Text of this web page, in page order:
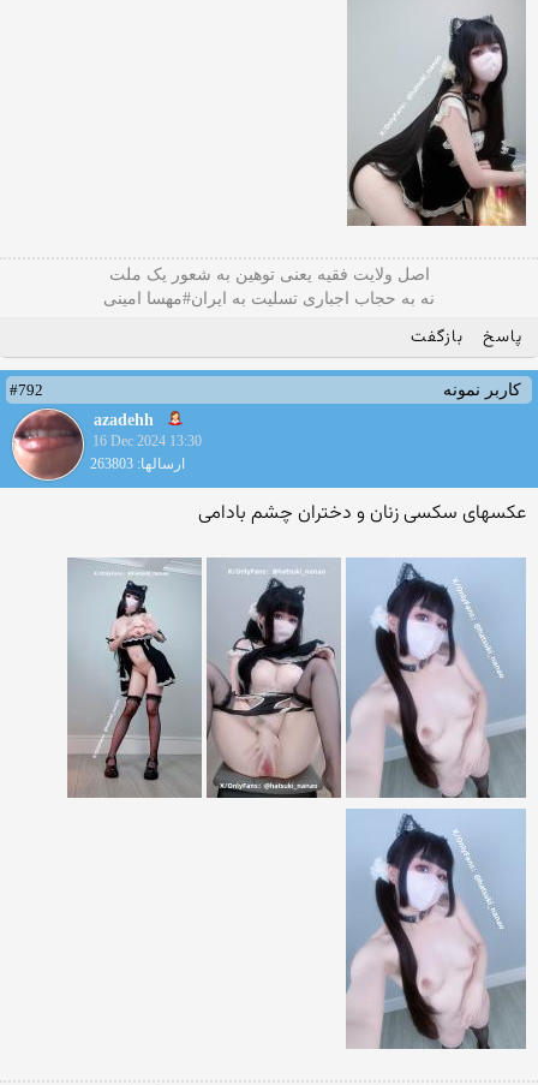
اصل ولایت فقیه یعنی‌ توهین به شعور یک ملت
نه به حجاب اجباری تسلیت به ایران#مهسا امینی
پاسخ بازگفت
کاربر نمونه
#792
azadehh
16 Dec 2024 13:30
ارسالها: 263803
عکسهای سکسی زنان و دختران چشم بادامی